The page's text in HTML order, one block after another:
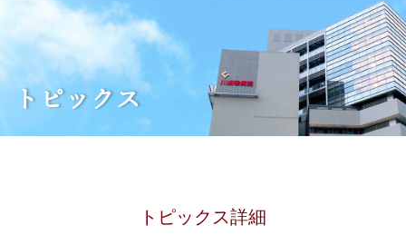
肥大型心筋症の治療法
TEER LAAC
トピックス
トピックス詳細